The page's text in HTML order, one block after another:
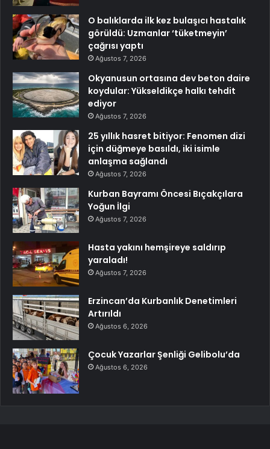
O balıklarda ilk kez bulaşıcı hastalık
görüldü: Uzmanlar ‘tüketmeyin’
çağrısı yaptı
Ağustos 7, 2026
Okyanusun ortasına dev beton daire
koydular: Yükseldikçe halkı tehdit
ediyor
Ağustos 7, 2026
25 yıllık hasret bitiyor: Fenomen dizi
için düğmeye basıldı, iki isimle
anlaşma sağlandı
Ağustos 7, 2026
Kurban Bayramı Öncesi Bıçakçılara
Yoğun İlgi
Ağustos 7, 2026
Hasta yakını hemşireye saldırıp
yaraladı!
Ağustos 7, 2026
Erzincan’da Kurbanlık Denetimleri
Artırıldı
Ağustos 6, 2026
Çocuk Yazarlar Şenliği Gelibolu’da
Ağustos 6, 2026